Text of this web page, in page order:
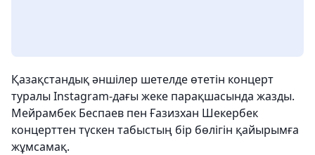
Қазақстандық әншілер шетелде өтетін концерт
туралы Instagram-дағы жеке парақшасында жазды.
Мейрамбек Беспаев пен Ғазизхан Шекербек
концерттен түскен табыстың бір бөлігін қайырымға
жұмсамақ.